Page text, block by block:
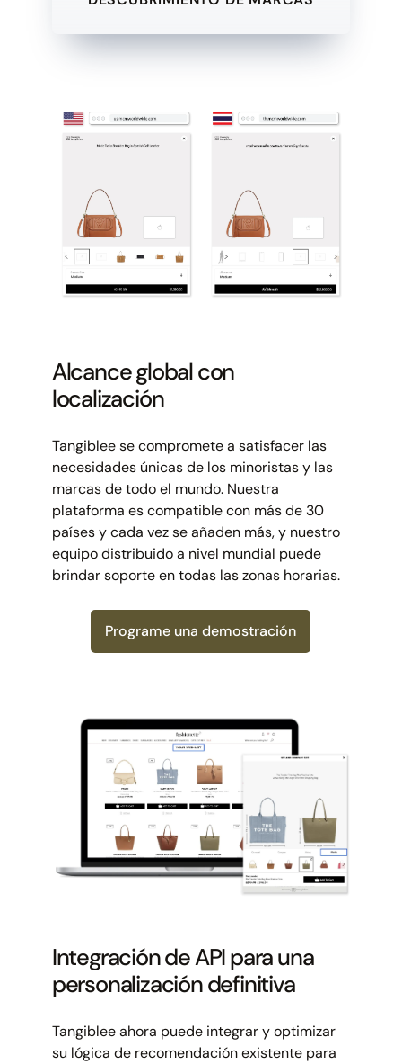
Alcance global con
localización
Tangiblee se compromete a satisfacer las
necesidades únicas de los minoristas y las
marcas de todo el mundo. Nuestra
plataforma es compatible con más de 30
países y cada vez se añaden más, y nuestro
equipo distribuido a nivel mundial puede
brindar soporte en todas las zonas horarias.
Programe una demostración
Integración de API para una
personalización definitiva
Tangiblee ahora puede integrar y optimizar
su lógica de recomendación existente para